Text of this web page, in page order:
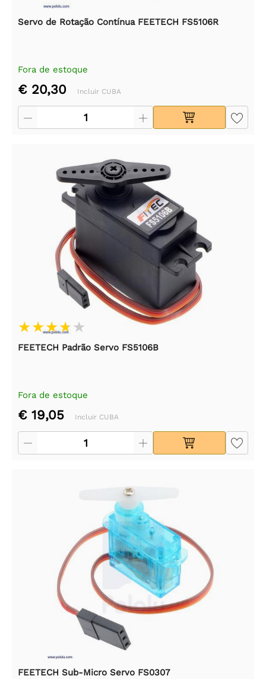
Servo de Rotação Contínua FEETECH FS5106R
Fora de estoque
€ 20,30 Incluir CUBA
FEETECH Padrão Servo FS5106B
Fora de estoque
€ 19,05 Incluir CUBA
FEETECH Sub-Micro Servo FS0307